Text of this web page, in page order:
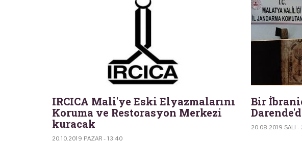
IRCICA Mali'ye Eski Elyazmalarını
Koruma ve Restorasyon Merkezi
kuracak
20.10.2019 PAZAR - 13:40
Bir
20.08.2019 SALI -